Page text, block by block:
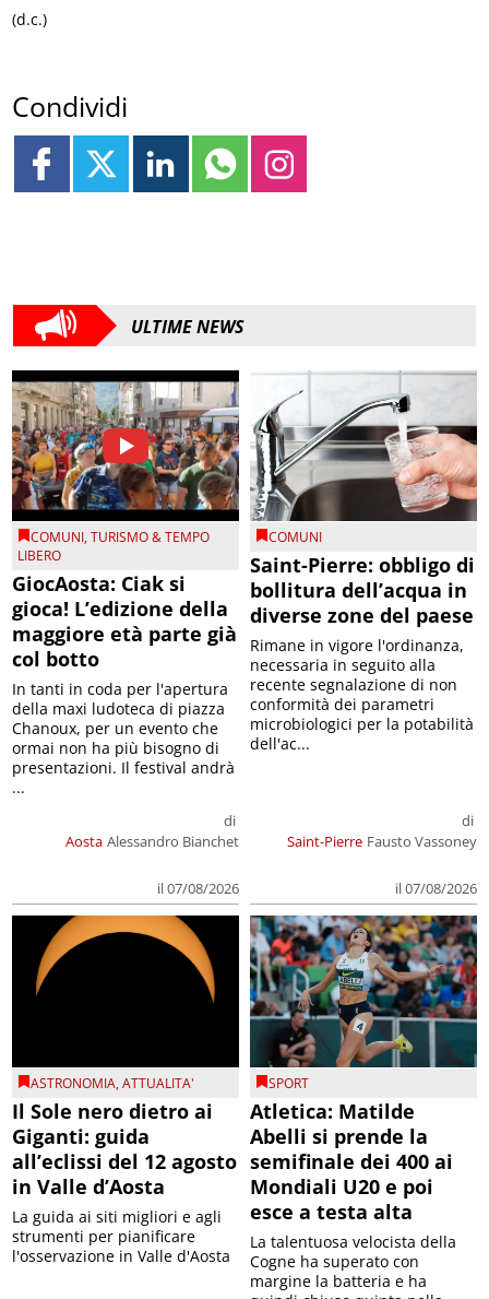
(d.c.)
Condividi
ULTIME NEWS
COMUNI,TURISMO & TEMPO
LIBERO
GiocAosta: Ciak si
gioca! L’edizione della
maggiore età parte già
col botto
Aosta
di
Alessandro Bianchet
il 07/08/2026
In tanti in coda per l'apertura
della maxi ludoteca di piazza
Chanoux, per un evento che
ormai non ha più bisogno di
presentazioni. Il festival andrà
...
COMUNI
Saint-Pierre: obbligo di
bollitura dell’acqua in
diverse zone del paese
Saint-Pierre
di
Fausto Vassoney
il 07/08/2026
Rimane in vigore l'ordinanza,
necessaria in seguito alla
recente segnalazione di non
conformità dei parametri
microbiologici per la potabilità
dell'ac...
ASTRONOMIA,ATTUALITA'
Il Sole nero dietro ai
Giganti: guida
all’eclissi del 12 agosto
in Valle d’Aosta
La guida ai siti migliori e agli
strumenti per pianificare
l'osservazione in Valle d'Aosta
SPORT
Atletica: Matilde
Abelli si prende la
semifinale dei 400 ai
Mondiali U20 e poi
esce a testa alta
La talentuosa velocista della
Cogne ha superato con
margine la batteria e ha